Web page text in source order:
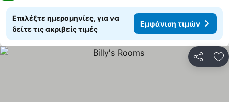
Επιλέξτε ημερομηνίες, για να
δείτε τις ακριβείς τιμές
Εμφάνιση τιμών